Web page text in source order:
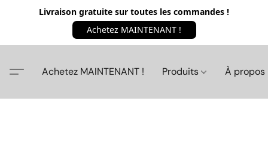
Livraison gratuite sur toutes les commandes !
Achetez MAINTENANT !
Achetez MAINTENANT ! Produits À propos